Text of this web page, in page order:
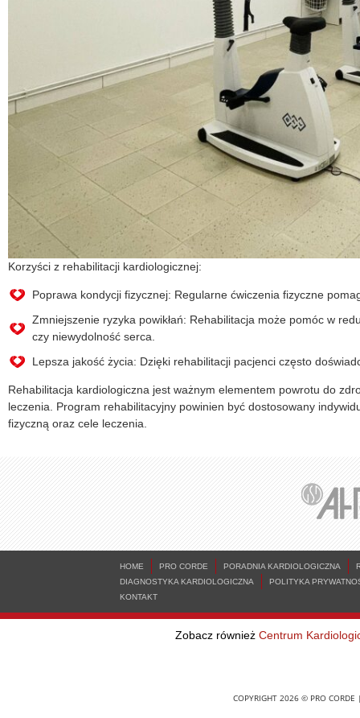
Korzyści z rehabilitacji kardiologicznej:
Poprawa kondycji fizycznej: Regularne ćwiczenia fizyczne
Zmniejszenie ryzyka powikłań: Rehabilitacja może pomóc w
czy niewydolność serca.
Lepsza jakość życia: Dzięki rehabilitacji pacjenci często
Rehabilitacja kardiologiczna jest ważnym elementem powrotu do
leczenia. Program rehabilitacyjny powinien być dostosowany
fizyczną oraz cele leczenia.
HOME PRO CORDE PORADNIA KARDIOLOGICZNA
DIAGNOSTYKA KARDIOLOGICZNA
POLITYKA
KONTAKT
Zobacz również Centrum
COPYRIGHT 2026 © PRO CORDE